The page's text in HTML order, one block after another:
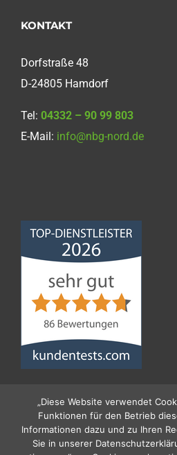
KONTAKT
Dorfstraße 48
D-24805 Hamdorf
Tel: 04332 – 90 99 803
E-Mail: info@nbg-nord.de
Norddeutsche
Bauabdichtungsgesellschaft
mbH
von 5
86Bewertungen
„Diese Website verwendet
Funktionen für den Betrieb
Informationen dazu und zu Ihren
Sie in unserer